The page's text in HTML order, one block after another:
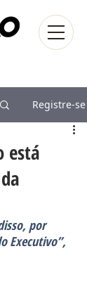
Registre-se
está
por
Executivo”,